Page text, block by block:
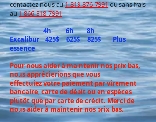
contactez-nous au1-819-876-7991ou sans frais
au1-866-318-7991
4h 6h 8h
Excalibur425$ 625$ 825$ Plus
essence
Pour nous aider à maintenir nos prix bas,
nous apprécierions que vous
effectuiezvotre paiement par virement
bancaire, carte de débit ou en espèces
plutôtque par carte de crédit. Merci de
nous aider à maintenir nos prix bas.